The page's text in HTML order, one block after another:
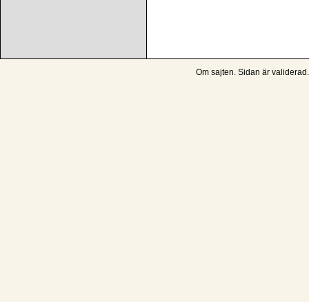
Om sajten. Sidan är validerad